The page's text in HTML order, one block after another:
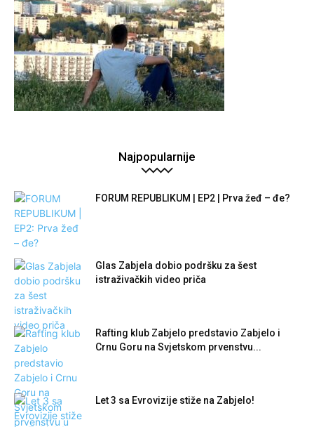
Najpopularnije
FORUM REPUBLIKUM | EP2 | Prva žeđ – đe?
Glas Zabjela dobio podršku za šest
istraživačkih video priča
Rafting klub Zabjelo predstavio Zabjelo i
Crnu Goru na Svjetskom prvenstvu...
Let 3 sa Evrovizije stiže na Zabjelo!